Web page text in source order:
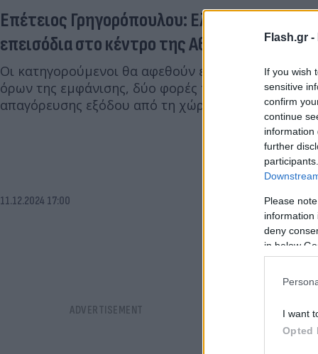
Flash.gr -
If you wish
sensitive
confirm
continue
information
further
Please
information
deny
in below
I want
Opted
Επέτειος Γρηγορόπουλου: Ελεύθεροι οι 10
επεισόδια στο κέντρο της Αθήνας
Οι κατηγορούμενοι θα αφεθούν ελεύθεροι με την
όρων της εμφάνισης, δύο φορές το μήνα, σε
απαγόρευσης εξόδου από τη χώρα.
11.12.2024 17:00